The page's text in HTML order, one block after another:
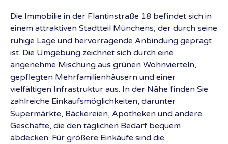
Die Immobilie in der Flantinstraße 18 befindet sich in
einem attraktiven Stadtteil Münchens, der durch seine
ruhige Lage und hervorragende Anbindung geprägt
ist. Die Umgebung zeichnet sich durch eine
angenehme Mischung aus grünen Wohnvierteln,
gepflegten Mehrfamilienhäusern und einer
vielfältigen Infrastruktur aus. In der Nähe finden Sie
zahlreiche Einkaufsmöglichkeiten, darunter
Supermärkte, Bäckereien, Apotheken und andere
Geschäfte, die den täglichen Bedarf bequem
abdecken. Für größere Einkäufe sind die